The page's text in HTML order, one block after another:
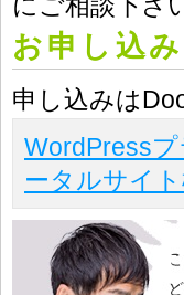
お申し込み
申し込みは
WordPress
ータルサイ